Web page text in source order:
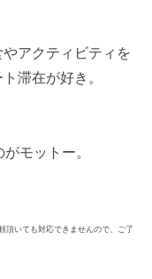
アクティビティを
滞在が好き。
モットー。
頂いても対応できませんので、ご了